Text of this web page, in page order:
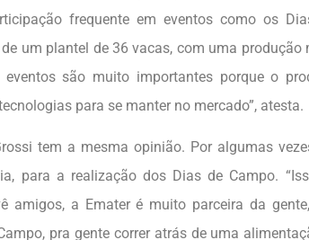
frequente em eventos como os
um plantel de 36 vacas, com uma produção
são muito importantes porque o
para se manter no mercado”, atesta.
tem a mesma opinião. Por algumas
para a realização dos Dias de Campo.
amigos, a Emater é muito parceira da
pra gente correr atrás de uma